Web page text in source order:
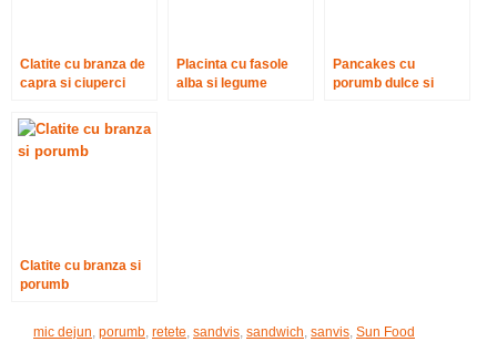
Clatite cu branza de
capra si ciuperci
Placinta cu fasole
alba si legume
Pancakes cu
porumb dulce si
Clatite cu branza si
porumb
mic dejun, porumb, retete, sandvis, sandwich, sanvis, Sun Food